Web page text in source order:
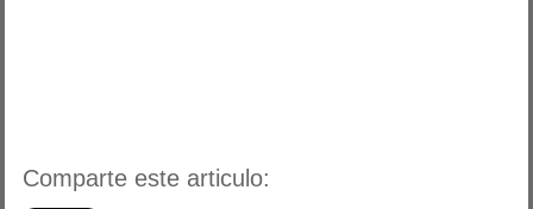
Comparte este articulo: